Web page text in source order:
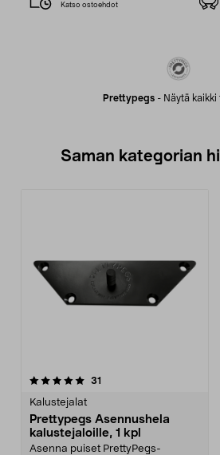
Prettypegs - Näytä
Katso ostoehdot
Saman kategorian
31
Kalustejalat
Prettypegs Asennushela
kalustejaloille, 1 kpl
Asenna puiset PrettyPegs-
4.5 viidestä